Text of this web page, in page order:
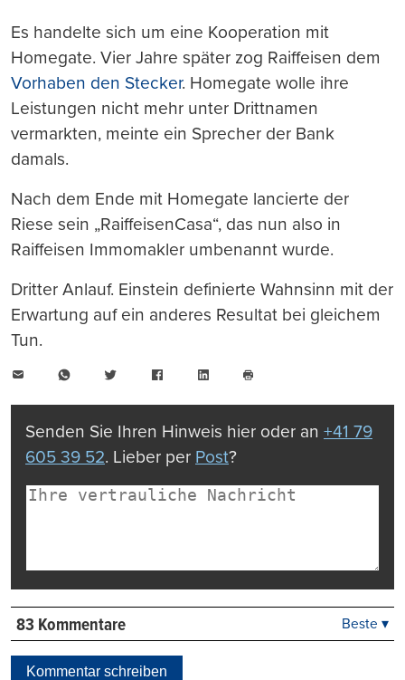
Es handelte sich um eine Kooperation mit
Homegate. Vier Jahre später zog Raiffeisen dem
Vorhaben den Stecker. Homegate wolle ihre
Leistungen nicht mehr unter Drittnamen
vermarkten, meinte ein Sprecher der Bank
damals.
Nach dem Ende mit Homegate lancierte der
Riese sein „RaiffeisenCasa“, das nun also in
Raiffeisen Immomakler umbenannt wurde.
Dritter Anlauf. Einstein definierte Wahnsinn mit der
Erwartung auf ein anderes Resultat bei gleichem
Tun.
WhatsAppTwitter FacebookLinkedIn
drucken
Senden Sie Ihren Hinweis hier oder an +41 79
605 39 52. Lieber per Post?
83 Kommentare Beste ▾
Kommentar schreiben